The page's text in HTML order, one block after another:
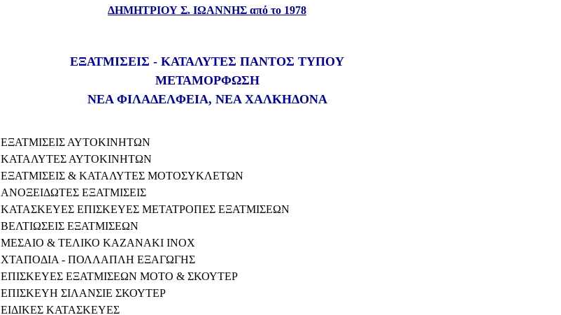
ΔΗΜΗΤΡΙΟΥ Σ. ΙΩΑΝΝΗΣ από το 1978
ΕΞΑΤΜΙΣΕΙΣ - ΚΑΤΑΛΥΤΕΣ ΠΑΝΤΟΣ ΤΥΠΟΥ
ΜΕΤΑΜΟΡΦΩΣΗ
ΝΕΑ ΦΙΛΑΔΕΛΦΕΙΑ, ΝΕΑ ΧΑΛΚΗΔΟΝΑ
ΕΞΑΤΜΙΣΕΙΣ ΑΥΤΟΚΙΝΗΤΩΝ
ΚΑΤΑΛΥΤΕΣ ΑΥΤΟΚΙΝΗΤΩΝ
ΕΞΑΤΜΙΣΕΙΣ & ΚΑΤΑΛΥΤΕΣ ΜΟΤΟΣΥΚΛΕΤΩΝ
ΑΝΟΞΕΙΔΩΤΕΣ ΕΞΑΤΜΙΣΕΙΣ
ΚΑΤΑΣΚΕΥΕΣ ΕΠΙΣΚΕΥΕΣ ΜΕΤΑΤΡΟΠΕΣ ΕΞΑΤΜΙΣΕΩΝ
ΒΕΛΤΙΩΣΕΙΣ ΕΞΑΤΜΙΣΕΩΝ
ΜΕΣΑΙΟ & ΤΕΛΙΚΟ ΚΑΖΑΝΑΚΙ INOX
ΧΤΑΠΟΔΙΑ - ΠΟΛΛΑΠΛΗ ΕΞΑΓΩΓΗΣ
ΕΠΙΣΚΕΥΕΣ ΕΞΑΤΜΙΣΕΩΝ ΜΟΤΟ & ΣΚΟΥΤΕΡ
ΕΠΙΣΚΕΥΗ ΣΙΛΑΝΣΙΕ ΣΚΟΥΤΕΡ
ΕΙΔΙΚΕΣ ΚΑΤΑΣΚΕΥΕΣ